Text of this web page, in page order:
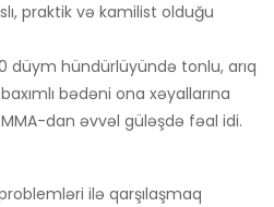
praktik və kamilist olduğu
düym hündürlüyündə tonlu, arıq
bədəni ona xəyallarına
dan əvvəl güləşdə fəal idi.
ilə qarşılaşmaq